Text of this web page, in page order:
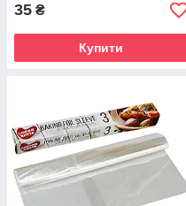
35 ₴
Купити